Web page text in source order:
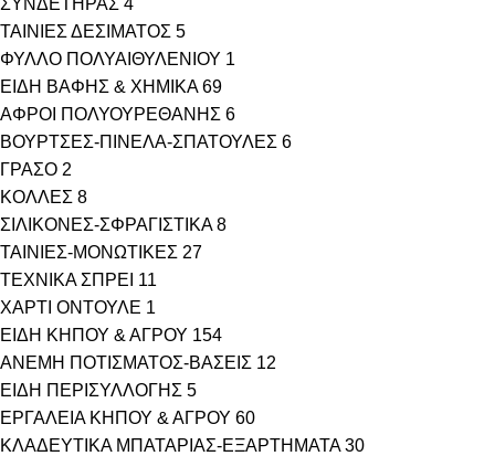
ΣΥΝΔΕΤΗΡΑΣ 4
ΤΑΙΝΙΕΣ ΔΕΣΙΜΑΤΟΣ 5
ΦΥΛΛΟ ΠΟΛΥΑΙΘΥΛΕΝΙΟΥ 1
ΕΙΔΗ ΒΑΦΗΣ & ΧΗΜΙΚΑ 69
ΑΦΡΟΙ ΠΟΛΥΟΥΡΕΘΑΝΗΣ 6
ΒΟΥΡΤΣΕΣ-ΠΙΝΕΛΑ-ΣΠΑΤΟΥΛΕΣ 6
ΓΡΑΣΟ 2
ΚΟΛΛΕΣ 8
ΣΙΛΙΚΟΝΕΣ-ΣΦΡΑΓΙΣΤΙΚΑ 8
ΤΑΙΝΙΕΣ-ΜΟΝΩΤΙΚΕΣ 27
ΤΕΧΝΙΚΑ ΣΠΡΕΙ 11
ΧΑΡΤΙ ΟΝΤΟΥΛΕ 1
ΕΙΔΗ ΚΗΠΟΥ & ΑΓΡΟΥ 154
ΑΝΕΜΗ ΠΟΤΙΣΜΑΤΟΣ-ΒΑΣΕΙΣ 12
ΕΙΔΗ ΠΕΡΙΣΥΛΛΟΓΗΣ 5
ΕΡΓΑΛΕΙΑ ΚΗΠΟΥ & ΑΓΡΟΥ 60
ΚΛΑΔΕΥΤΙΚΑ ΜΠΑΤΑΡΙΑΣ-ΕΞΑΡΤΗΜΑΤΑ 30